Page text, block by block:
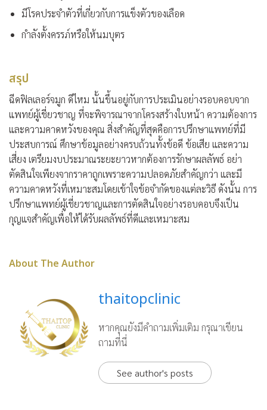
มีโรคประจำตัวที่เกี่ยวกับการแข็งตัวของเลือด
กำลังตั้งครรภ์หรือให้นมบุตร
สรุป
ฉีดฟิลเลอร์จมูก ดีไหม นั้นขึ้นอยู่กับการประเมินอย่างรอบคอบจาก
แพทย์ผู้เชี่ยวชาญ ที่จะพิจารณาจากโครงสร้างใบหน้า ความต้องการ
และความคาดหวังของคุณ สิ่งสำคัญที่สุดคือการปรึกษาแพทย์ที่มี
ประสบการณ์ ศึกษาข้อมูลอย่างครบถ้วนทั้งข้อดี ข้อเสีย และความ
เสี่ยง เตรียมงบประมาณระยะยาวหากต้องการรักษาผลลัพธ์ อย่า
ตัดสินใจเพียงจากราคาถูกเพราะความปลอดภัยสำคัญกว่า และมี
ความคาดหวังที่เหมาะสมโดยเข้าใจข้อจำกัดของแต่ละวิธี ดังนั้น การ
ปรึกษาแพทย์ผู้เชี่ยวชาญและการตัดสินใจอย่างรอบคอบจึงเป็น
กุญแจสำคัญเพื่อให้ได้รับผลลัพธ์ที่ดีและเหมาะสม
About The Author
thaitopclinic
หากคุณยังมีคำถามเพิ่มเติม กรุณาเขียน
ถามที่นี่
See author's posts